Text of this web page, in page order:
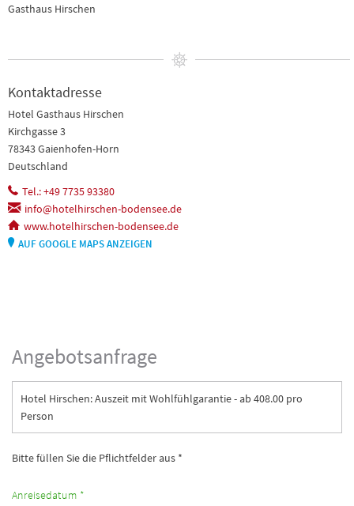
Gasthaus Hirschen
Kontaktadresse
Hotel Gasthaus Hirschen
Kirchgasse 3
78343 Gaienhofen-Horn
Deutschland
Tel.: +49 7735 93380
info@hotelhirschen-bodensee.de
www.hotelhirschen-bodensee.de
AUF GOOGLE MAPS ANZEIGEN
Angebotsanfrage
Hotel Hirschen: Auszeit mit Wohlfühlgarantie - ab 408.00 pro
Person
Bitte füllen Sie die Pflichtfelder aus *
Anreisedatum *